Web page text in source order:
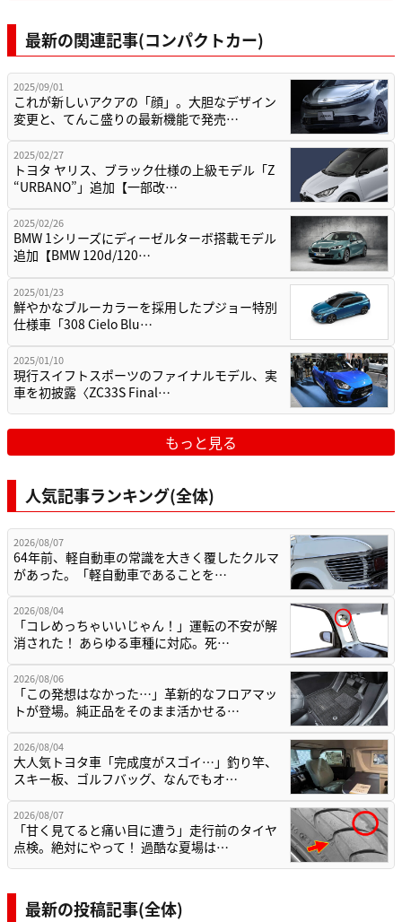
最新の関連記事(コンパクトカー)
2025/09/01
これが新しいアクアの「顔」。大胆なデザイン
変更と、てんこ盛りの最新機能で発売…
2025/02/27
トヨタ ヤリス、ブラック仕様の上級モデル「Z
“URBANO”」追加【一部改…
2025/02/26
BMW 1シリーズにディーゼルターボ搭載モデル
追加【BMW 120d/120…
2025/01/23
鮮やかなブルーカラーを採用したプジョー特別
仕様車「308 Cielo Blu…
2025/01/10
現行スイフトスポーツのファイナルモデル、実
車を初披露〈ZC33S Final…
もっと見る
人気記事ランキング(全体)
2026/08/07
64年前、軽自動車の常識を大きく覆したクルマ
があった。「軽自動車であることを…
2026/08/04
「コレめっちゃいいじゃん！」運転の不安が解
消された！ あらゆる車種に対応。死…
2026/08/06
「この発想はなかった…」革新的なフロアマッ
トが登場。純正品をそのまま活かせる…
2026/08/04
大人気トヨタ車「完成度がスゴイ…」釣り竿、
スキー板、ゴルフバッグ、なんでもオ…
2026/08/07
「甘く見てると痛い目に遭う」走行前のタイヤ
点検。絶対にやって！ 過酷な夏場は…
最新の投稿記事(全体)